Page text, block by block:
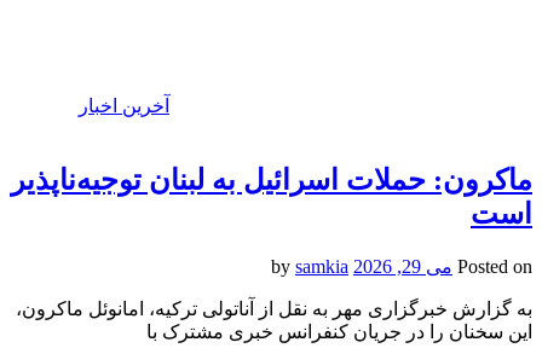
آخرین اخبار
ماکرون: حملات اسرائیل به لبنان توجیه‌ناپذیر
است
Posted on می 29, 2026 samkia
به گزارش خبرگزاری مهر به نقل از آناتولی ترکیه، امانوئل ماکرون،
این سخنان را در جریان کنفرانس خبری مشترک با